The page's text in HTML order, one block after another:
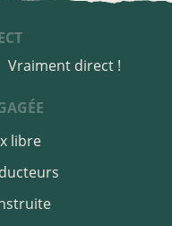
Vraiment direct !
libre